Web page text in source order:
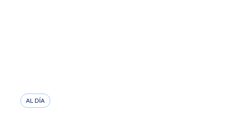
AL DÍA